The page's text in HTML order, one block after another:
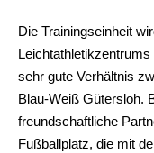
Die Trainingseinheit
sehr gute Verhältnis
Blau-Weiß Gütersloh.
freundschaftliche
Fußballplatz, die mit